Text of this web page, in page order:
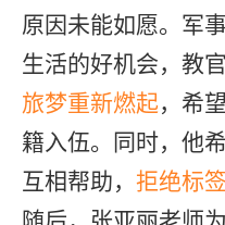
原因未能如愿。军
生活的好机会，教
旅梦重新燃起，希
籍入伍。同时，他
互相帮助， 拒绝标